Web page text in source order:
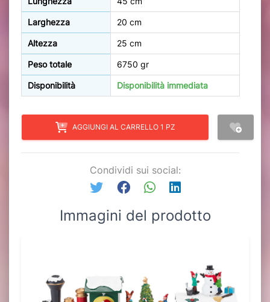
Larghezza 20 cm
Altezza 25 cm
Peso totale 6750 gr
Disponibilità Disponibilità immediata
AGGIUNGI AL CARRELLO 1 PZ
Condividi sui social:
Immagini del prodotto